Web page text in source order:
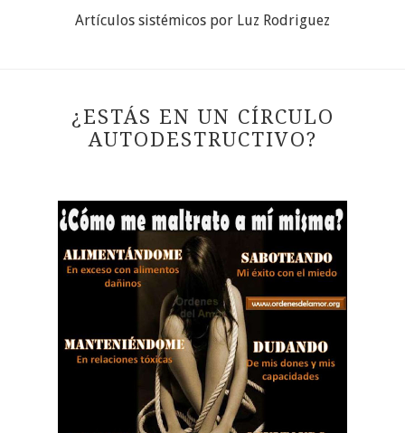
Artículos sistémicos por Luz Rodriguez
¿ESTÁS EN UN CÍRCULO
AUTODESTRUCTIVO?